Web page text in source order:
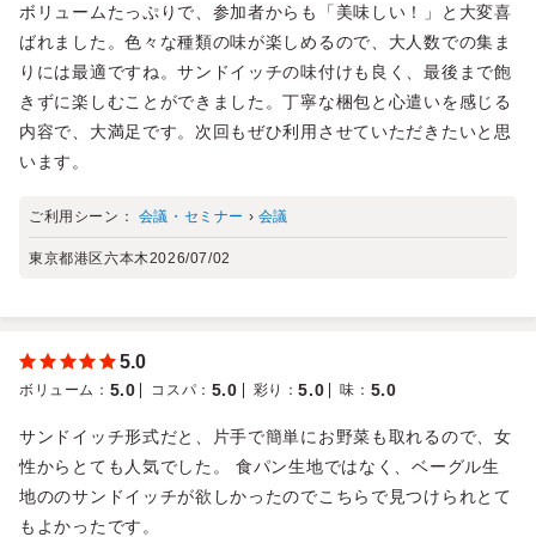
ボリュームたっぷりで、参加者からも「美味しい！」と大変喜
ばれました。色々な種類の味が楽しめるので、大人数での集ま
りには最適ですね。サンドイッチの味付けも良く、最後まで飽
きずに楽しむことができました。丁寧な梱包と心遣いを感じる
内容で、大満足です。次回もぜひ利用させていただきたいと思
います。
ご利用シーン： 会議・セミナー › 会議
東京都港区六本木2026/07/02
5.0
ボリューム ： 5.0 コスパ ： 5.0 彩り ：5.0 味 ： 5.0
サンドイッチ形式だと、片手で簡単にお野菜も取れるので、女
性からとても人気でした。 食パン生地ではなく、ベーグル生
地ののサンドイッチが欲しかったのでこちらで見つけられとて
もよかったです。